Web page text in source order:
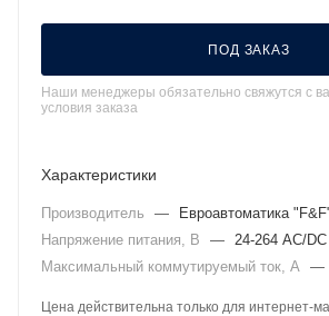
ПОД ЗАКАЗ
Наши менеджеры обязательно свяжутся с
условия заказа
Характеристики
Производитель —
Евроавтоматика
Напряжение питания, В
— 24-264 AC/DC
Максимальный коммутируемый ток, А —
Цена действительна только для интернет-